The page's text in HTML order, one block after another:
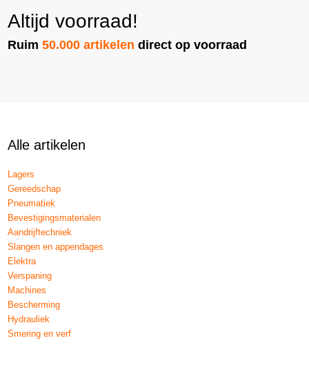
Altijd voorraad!
Ruim50.000 artikelen direct op voorraad
Alle artikelen
Lagers
Gereedschap
Pneumatiek
Bevestigingsmaterialen
Aandrijftechniek
Slangen en appendages
Elektra
Verspaning
Machines
Bescherming
Hydrauliek
Smering en verf